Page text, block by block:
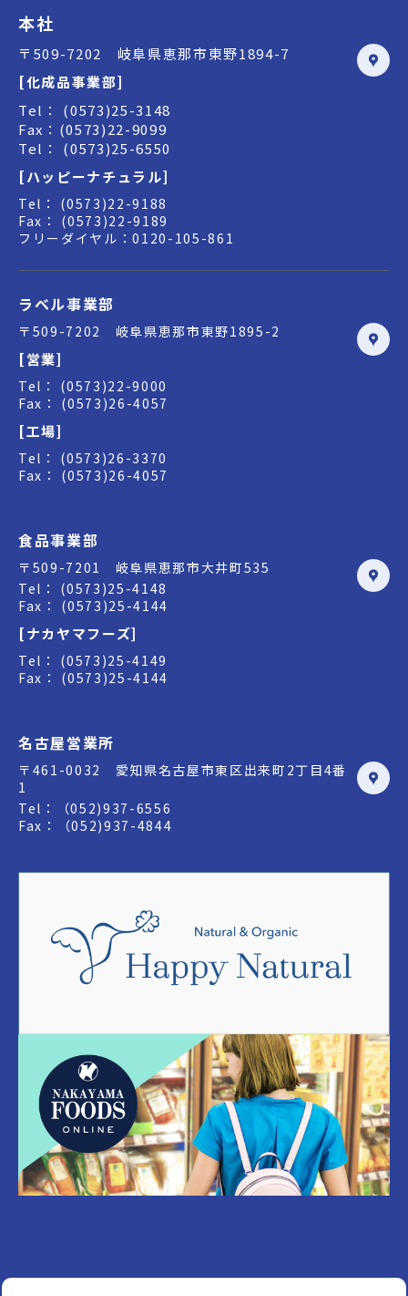
本社
〒509-7202 岐阜県恵那市東野1894-7
[化成品事業部]
Tel： (0573)25-3148
Fax：(0573)22-9099
Tel： (0573)25-6550
[ハッピーナチュラル]
Tel： (0573)22-9188
Fax： (0573)22-9189
フリーダイヤル：0120-105-861
ラベル事業部
〒509-7202 岐阜県恵那市東野1895-2
[営業]
Tel： (0573)22-9000
Fax： (0573)26-4057
[工場]
Tel： (0573)26-3370
Fax： (0573)26-4057
食品事業部
〒509-7201 岐阜県恵那市大井町535
Tel： (0573)25-4148
Fax： (0573)25-4144
[ナカヤマフーズ]
Tel： (0573)25-4149
Fax： (0573)25-4144
名古屋営業所
〒461-0032 愛知県名古屋市東区出来町2丁目4番
1
Tel：（052)937-6556
Fax：（052)937-4844